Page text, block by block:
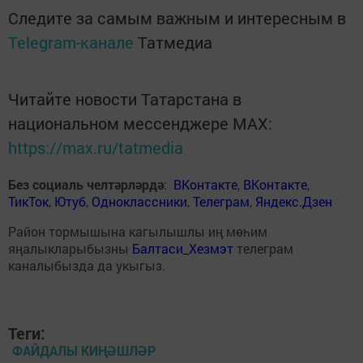
Следите за самым важным и интересным в
Telegram-канале Татмедиа
Читайте новости Татарстана в
национальном мессенджере MАХ:
https://max.ru/tatmedia
Без социаль челтәрләрдә: ВКонтакте, ВКонтакте,
ТикТок, Ютуб, Одноклассники,Телеграм, Яндекс.Дзен
Район тормышына кагылышлы иң мөһим
яңалыкларыбызны Балтаси_Хезмэт телеграм
каналыбызда да укыгыз.
Теги:
ФАЙДАЛЫ КИҢӘШЛӘР